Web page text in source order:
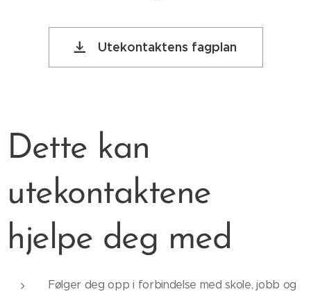
Utekontaktens fagplan
Dette kan
utekontaktene
hjelpe deg med
Følger deg opp i forbindelse med skole, jobb og